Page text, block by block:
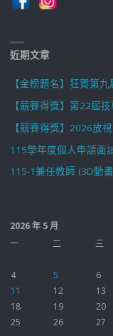
近期文章
【金榜題名】狂賀第
【競賽得獎】第22屆
【競賽得獎】2026放
115學年度個人申請面
115-1兼任教師 (3D動
2026 年 5 月
一
二 三
4
5 6
11
12 13
18
19 20
25
26 27